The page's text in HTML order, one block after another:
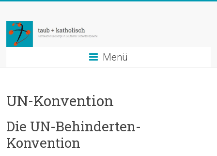
springen
taub
+
katholisch
in
Gebärdensprache
Menü
UN-Konvention
Die UN-Behinderten-
Konvention